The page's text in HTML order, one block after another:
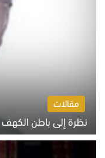
مقالات
نظرة إلى باطن الكهف
السبت 8 أغسطس 2026 11:04 ص